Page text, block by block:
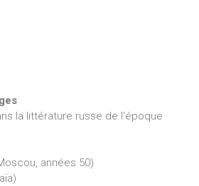
la littérature russe de l'époque
années 50)